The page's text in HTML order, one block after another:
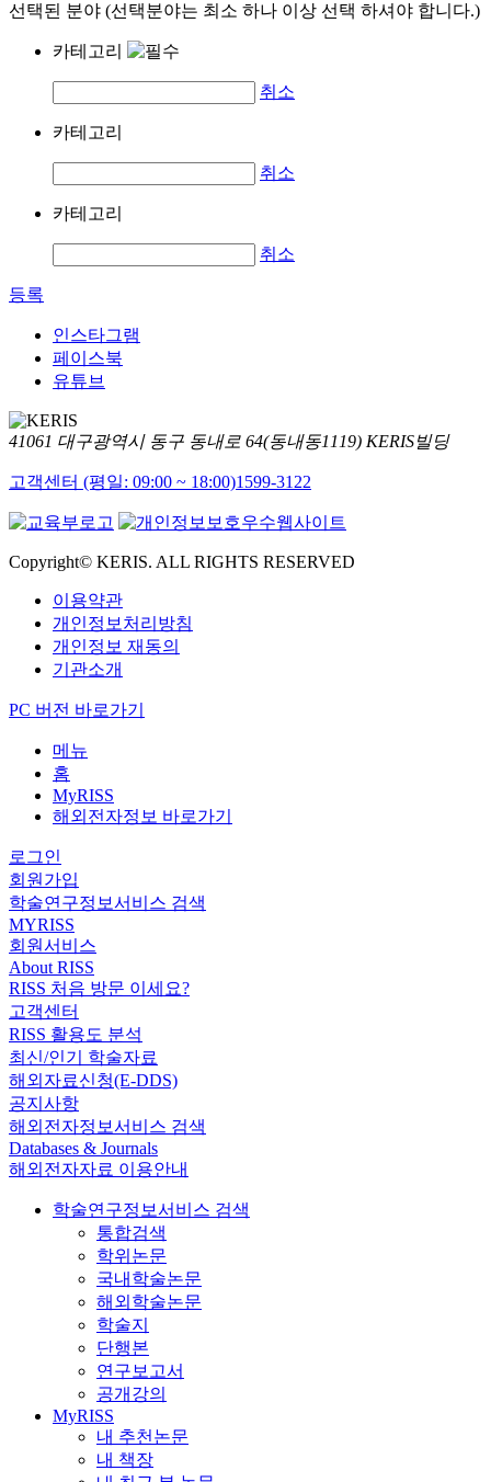
선택된 분야 (선택분야는 최소 하나 이상 선택 하셔야 합니다.)
카테고리
취소
카테고리
취소
카테고리
취소
등록
인스타그램
페이스북
유튜브
41061 대구광역시 동구 동내로 64(동내동1119) KERIS빌딩
고객센터 (평일: 09:00 ~ 18:00)1599-3122
Copyright© KERIS. ALL RIGHTS RESERVED
이용약관
개인정보처리방침
개인정보 재동의
기관소개
PC 버전 바로가기
메뉴
홈
MyRISS
해외전자정보 바로가기
로그인
회원가입
학술연구정보서비스 검색
MYRISS
회원서비스
About RISS
RISS 처음 방문 이세요?
고객센터
RISS 활용도 분석
최신/인기 학술자료
해외자료신청(E-DDS)
공지사항
해외전자정보서비스 검색
Databases & Journals
해외전자자료 이용안내
학술연구정보서비스 검색
통합검색
학위논문
국내학술논문
해외학술논문
학술지
단행본
연구보고서
공개강의
MyRISS
내 추천논문
내 책장